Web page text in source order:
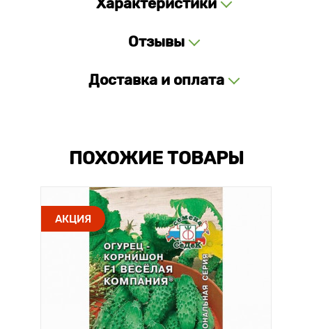
Отзывы
Доставка и оплата
ПОХОЖИЕ ТОВАРЫ
АКЦИЯ